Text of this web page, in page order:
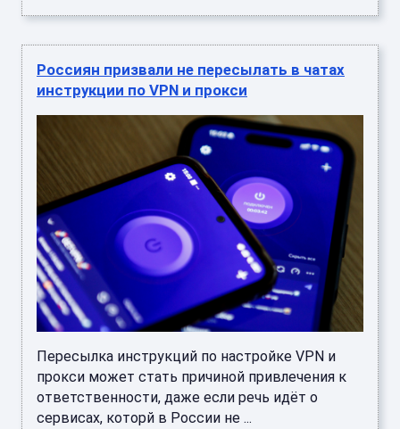
Россиян призвали не пересылать в чатах
инструкции по VPN и прокси
Пересылка инструкций по настройке VPN и
прокси может стать причиной привлечения к
ответственности, даже если речь идёт о
сервисах, которй в России не ...